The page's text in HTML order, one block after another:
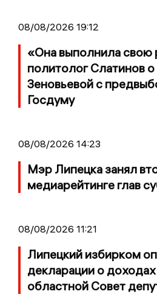
08/08/2026 19:12
«Она выполнила свою
политолог Слатинов
Зеновьевой с
Госдуму
08/08/2026 14:23
Мэр Липецка занял
медиарейтинге глав
08/08/2026 11:21
Липецкий избирком
декларации о
областной Совет